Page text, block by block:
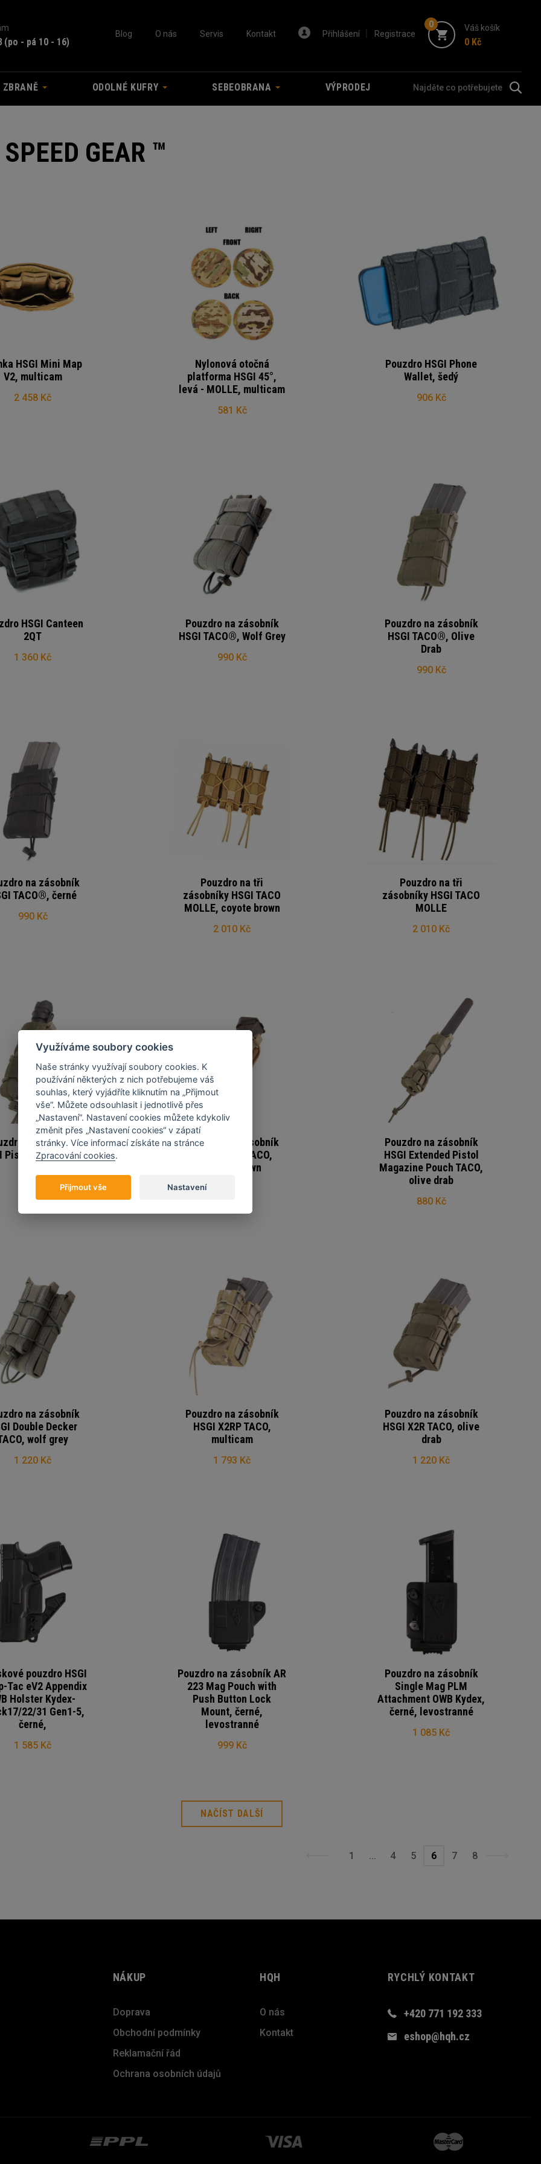
(po - pá 10 - 16)
Blog O nás Servis Kontakt Přihlášení Registrace
0 Váš košík
0 Kč
ZBRANĚ ODOLNÉ KUFRY SEBEOBRANA VÝPRODEJ
GEAR ™
HSGI Mini Map
V2, multicam
2 458 Kč
Nylonová otočná
platforma HSGI 45°,
levá - MOLLE, multicam
581 Kč
Pouzdro HSGI Phone
Wallet, šedý
906 Kč
HSGI Canteen
2QT
1 360 Kč
Pouzdro na zásobník
HSGI TACO®, Wolf Grey
990 Kč
Pouzdro na zásobník
HSGI TACO®, Olive
Drab
990 Kč
na zásobník
TACO®, černé
990 Kč
Pouzdro na tři
zásobníky HSGI TACO
MOLLE, coyote brown
2 010 Kč
Pouzdro na tři
zásobníky HSGI TACO
MOLLE
2 010 Kč
na zásobník
Pistol TACO, olive
Pouzdro na zásobník
HSGI Pistol TACO,
coyote brown
Pouzdro na zásobník
HSGI Extended Pistol
Magazine Pouch TACO,
olive drab
880 Kč
na zásobník
Double Decker
wolf grey
1 220 Kč
Pouzdro na zásobník
HSGI X2RP TACO,
multicam
1 793 Kč
Pouzdro na zásobník
HSGI X2R TACO, olive
drab
1 220 Kč
pouzdro HSGI
Tac eV2 Appendix
Holster Kydex-
22/31 Gen1-5,
černé,
1 585 Kč
Pouzdro na zásobník AR
223 Mag Pouch with
Push Button Lock
Mount, černé,
levostranné
999 Kč
Pouzdro na zásobník
Single Mag PLM
Attachment OWB Kydex,
černé, levostranné
1 085 Kč
NAČÍST DALŠÍ
1 ... 4 5 6 7 8
NÁKUP
Doprava
Obchodní podmínky
Reklamační řád
Ochrana osobních údajů
HQH
O nás
Kontakt
RYCHLÝ KONTAKT
+420 771 192 333
eshop@hqh.cz
Využíváme soubory cookies
Naše stránky využívají soubory cookies. K
používání některých z nich potřebujeme váš
souhlas, který vyjádříte kliknutím na „Přijmout
vše“. Můžete odsouhlasit i jednotlivě přes
„Nastavení“. Nastavení cookies můžete kdykoliv
změnit přes „Nastavení cookies“ v zápatí
stránky. Více informací získáte na stránce
Zpracování cookies.
Přijmout vše Nastavení